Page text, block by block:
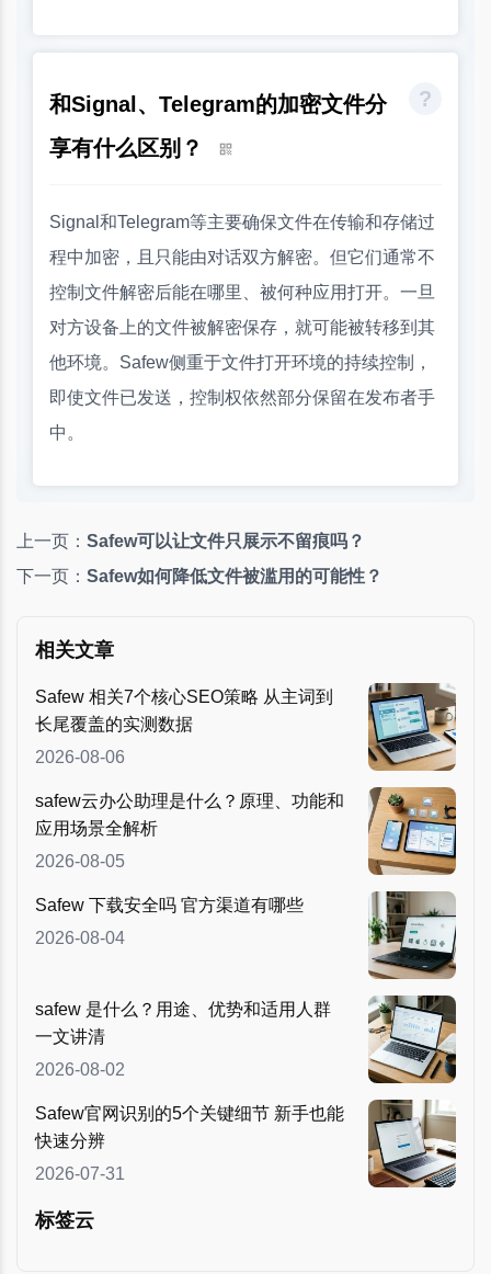
和Signal、Telegram的加密文件分
享有什么区别？
Signal和Telegram等主要确保文件在传输和存储过
程中加密，且只能由对话双方解密。但它们通常不
控制文件解密后能在哪里、被何种应用打开。一旦
对方设备上的文件被解密保存，就可能被转移到其
他环境。Safew侧重于文件打开环境的持续控制，
即使文件已发送，控制权依然部分保留在发布者手
中。
上一页： Safew可以让文件只展示不留痕吗？
下一页： Safew如何降低文件被滥用的可能性？
相关文章
Safew 相关7个核心SEO策略 从主词到
长尾覆盖的实测数据
2026-08-06
safew云办公助理是什么？原理、功能和
应用场景全解析
2026-08-05
Safew 下载安全吗 官方渠道有哪些
2026-08-04
safew 是什么？用途、优势和适用人群
一文讲清
2026-08-02
Safew官网识别的5个关键细节 新手也能
快速分辨
2026-07-31
标签云